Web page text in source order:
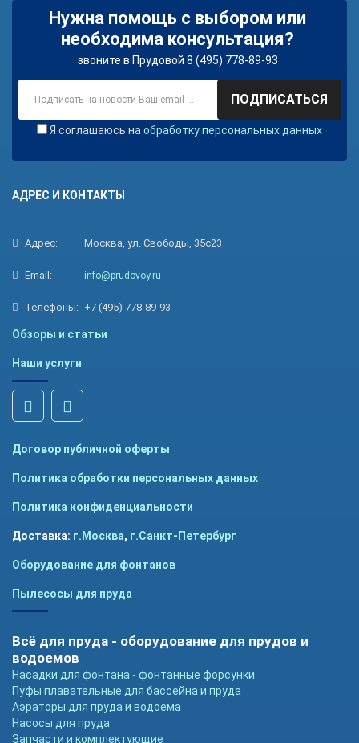
Нужна помощь с выбором или
необходима консультация?
звоните в Прудовой 8 (495) 778-89-93
ПОДПИСАТЬСЯ
Я соглашаюсь на обработку персональных данных
АДРЕС И КОНТАКТЫ
Адрес: Москва, ул. Свободы, 35с23
Email: info@prudovoy.ru
Телефоны: +7 (495) 778-89-93
Обзоры и статьи
Наши услуги
Договор публичной оферты
Политика обработки персональных данных
Политика конфиденциальности
Доставка: г.Москва, г.Санкт-Петербург
Оборудование для фонтанов
Пылесосы для пруда
Всё для пруда - оборудование для прудов и
водоемов
Насадки для фонтана - фонтанные форсунки
Пуфы плавательные для бассейна и пруда
Аэраторы для пруда и водоема
Насосы для пруда
Запчасти и комплектующие